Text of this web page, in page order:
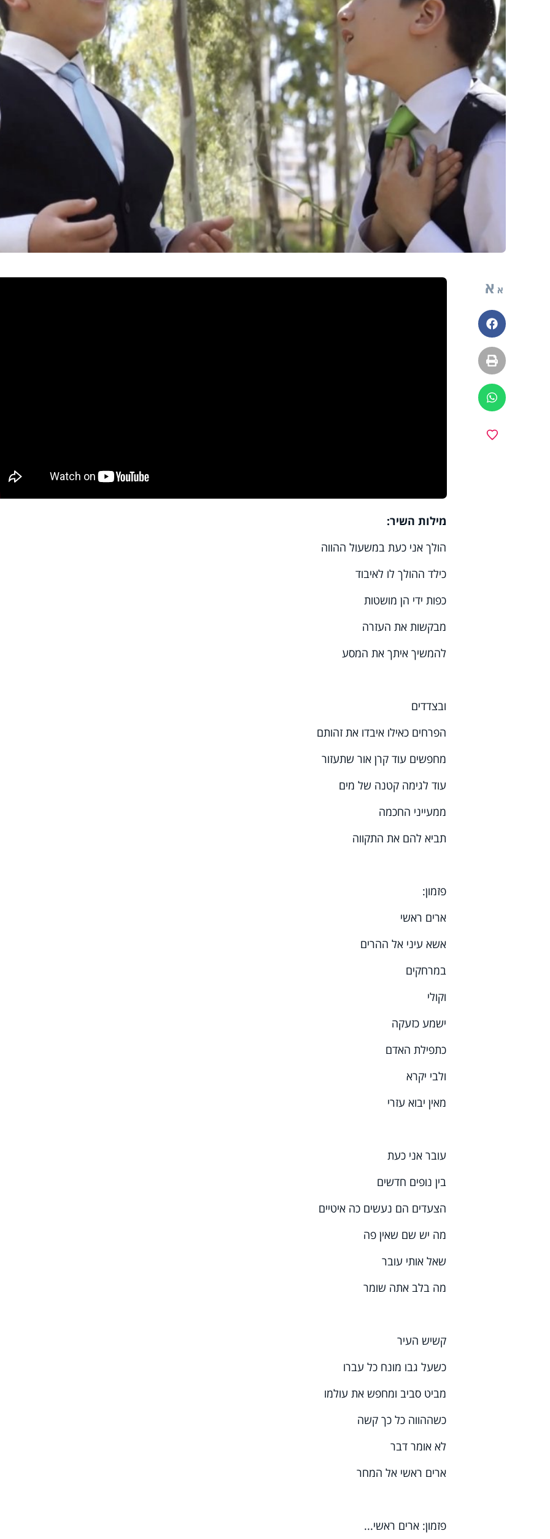
א א
פייסבוק
הדפסה
ווטסאפ
מילות השיר:
הולך אני כעת במשעול ההווה
כילד ההולך לו לאיבוד
כפות ידי הן מושטות
מבקשות את העזרה
להמשיך איתך את המסע
ובצדדים
הפרחים כאילו איבדו את זהותם
מחפשים עוד קרן אור שתעזור
עוד לגימה קטנה של מים
ממעייני החכמה
תביא להם את התקווה
פזמון:
ארים ראשי
אשא עיני אל ההרים
במרחקים
וקולי
ישמע כזעקה
כתפילת האדם
ולבי יקרא
מאין יבוא עזרי
עובר אני כעת
בין נופים חדשים
הצעדים הם נעשים כה איטיים
מה יש שם שאין פה
שאל אותי עובר
מה בלב אתה שומר
קשיש העיר
כשעל גבו מונח כל עברו
מביט סביב ומחפש את עולמו
כשההווה כל כך קשה
לא אומר דבר
ארים ראשי אל המחר
פזמון: ארים ראשי...